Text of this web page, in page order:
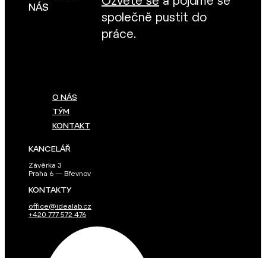
NÁS
společně pustit do
práce.
O NÁS
TÝM
KONTAKT
KANCELÁŘ
Závěrka 3
Praha 6 — Břevnov
KONTAKTY
office@idealab.cz
+420 777 572 476